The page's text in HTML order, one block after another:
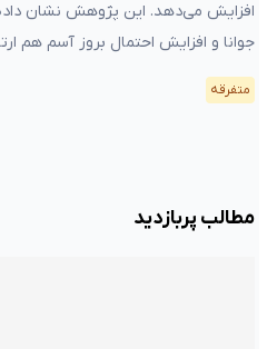
افزایش می‌دهد. این پژوهش نشان
جوانا و افزایش احتمال بروز آسم هم
متفرقه
مطالب پربازدید